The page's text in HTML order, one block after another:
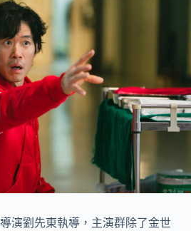
演劉先東執導，主演群除了金世